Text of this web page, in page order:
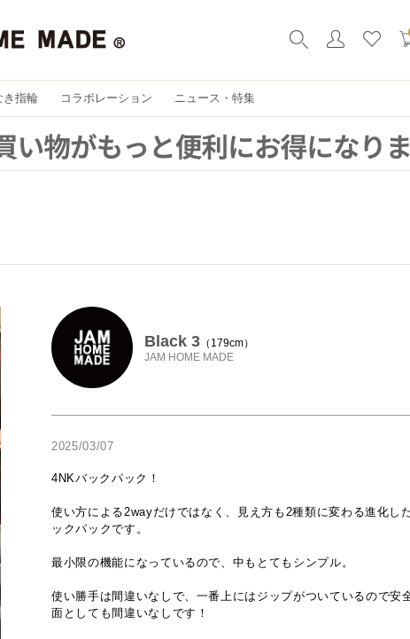
き指輪 コラボレーション ニュース・特集
Black 3
JAM HOME MADE
179cm
2025/03/07
4NKバックパック！
使い方による2wayだけではなく、見え方も2種類に変わる進化し
ックパックです。
最小限の機能になっているので、中もとてもシンプル。
使い勝手は間違いなしで、一番上にはジップがついているので安
面としても間違いなしです！